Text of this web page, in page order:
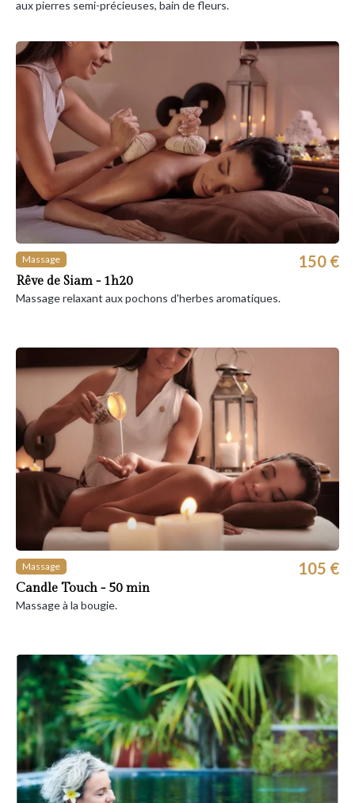
aux pierres semi-précieuses, bain de fleurs.
Massage
Rêve de Siam - 1h20
150 €
Massage relaxant aux pochons d'herbes aromatiques.
Massage
Candle Touch - 50 min
105 €
Massage à la bougie.